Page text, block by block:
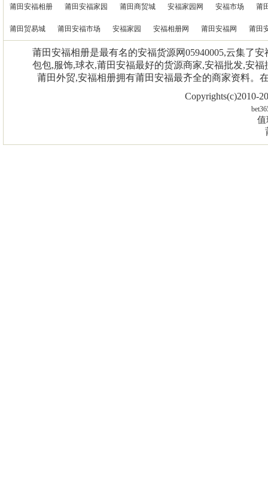
莆田安福相册 莆田安福家园 莆田商贸城 安福家园网 安福市场 莆
莆田贸易城 莆田安福市场 安福家园 安福相册网 莆田安福网 莆田
莆田安福相册是最有名的安福货源网05940005,云集了
包包,服饰,球衣,莆田安福最好的货源商家,安福批发,安
莆田外贸,安福相册拥有莆田安福最齐全的商家资料。
Copyrights(c)2010-
值